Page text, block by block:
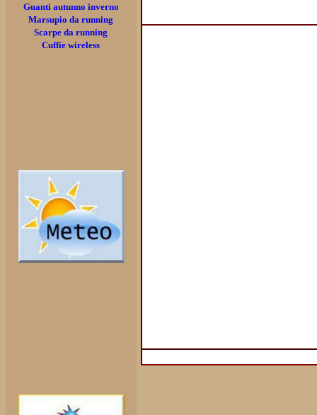
Guanti autunno inverno
Marsupio da running
Scarpe da running
Cuffie wireless